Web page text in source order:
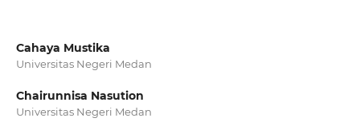
Cahaya Mustika
Universitas Negeri Medan
Chairunnisa Nasution
Universitas Negeri Medan